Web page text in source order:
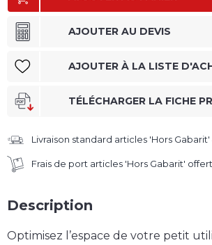
AJOUTER AU DEVIS
AJOUTER À LA LISTE
TÉLÉCHARGER LA FICHE
Livraison standard articles 'Hors Gabarit'
Frais de port articles 'Hors Gabarit'
Description
Optimisez l’espace de votre petit